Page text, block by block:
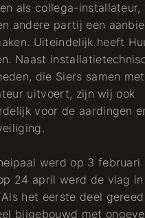
als collega-installateur,
andere partij een
Uiteindelijk heeft
Naast
die Siers samen
uitvoert, zijn wij ook
voor de aardingen
werd op 3 februari
24 april werd de vlag
Als het eerste deel
bijgebouwd met